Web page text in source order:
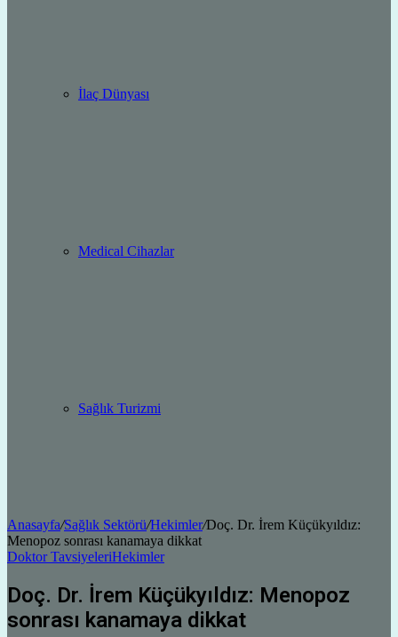
İlaç Dünyası
Medical Cihazlar
Sağlık Turizmi
Anasayfa/Sağlık Sektörü/Hekimler/Doç. Dr. İrem Küçükyıldız:
Menopoz sonrası kanamaya dikkat
Doktor TavsiyeleriHekimler
Doç. Dr. İrem Küçükyıldız: Menopoz
sonrası kanamaya dikkat